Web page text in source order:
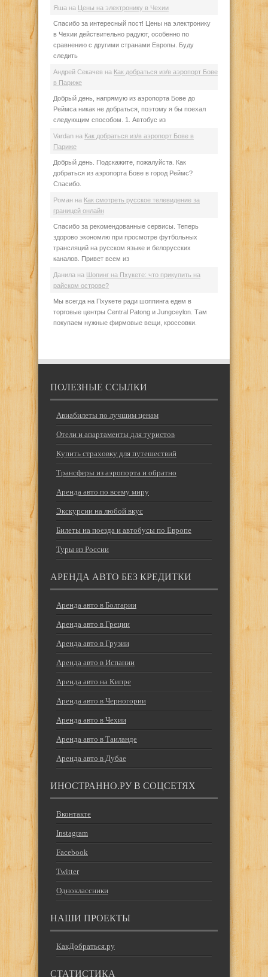
Яша на Цены на электронику в Чехии
Спасибо за интересный пост! Цены на электронику
в Чехии действительно радуют, особенно по
сравнению с другими странами Европы. Буду
следить
Андрей Секачев на Как добраться из/в аэропорт Бове
в Париже
Добрый день, напрямую из аэропорта Бове до
Реймса никак не добраться, поэтому я бы поехал
следующим способом. 1. Автобус из
Vardan на Как добраться из/в аэропорт Бове в
Париже
Добрый день. Подскажите, пожалуйста. Как
добраться из аэропорта Бове в город Реймс?
Спасибо.
Роман на Как смотреть русское телевидение за
границей онлайн
Спасибо за рекомендованные сервисы. Теперь
здорово экономлю при просмотре футбольных
трансляций на русском языке и белорусских
каналов. Привет всем из
Данила на Шопинг на Пхукете: что прикупить на
райском острове?
Мы всегда на Пхукете ради шоппинга едем в
торговые центры Central Patong и Jungceylon. Там
покупаем нужные фирмовые вещи, кроссовки.
ПОЛЕЗНЫЕ ССЫЛКИ
Авиабилеты по лучшим ценам
Отели и апартаменты для туристов
Купить страховку для путешествий
Трансферы из аэропорта и обратно
Аренда авто по всему миру
Экскурсии на любой вкус
Билеты на поезда и автобусы по Европе
Туры из России
АРЕНДА АВТО БЕЗ КРЕДИТКИ
Аренда авто в Болгарии
Аренда авто в Греции
Аренда авто в Грузии
Аренда авто в Испании
Аренда авто на Кипре
Аренда авто в Черногории
Аренда авто в Чехии
Аренда авто в Таиланде
Аренда авто в Дубае
ИНОСТРАННО.РУ В СОЦСЕТЯХ
Вконтакте
Instagram
Facebook
Twitter
Одноклассники
НАШИ ПРОЕКТЫ
КакДобраться.ру
СТАТИСТИКА